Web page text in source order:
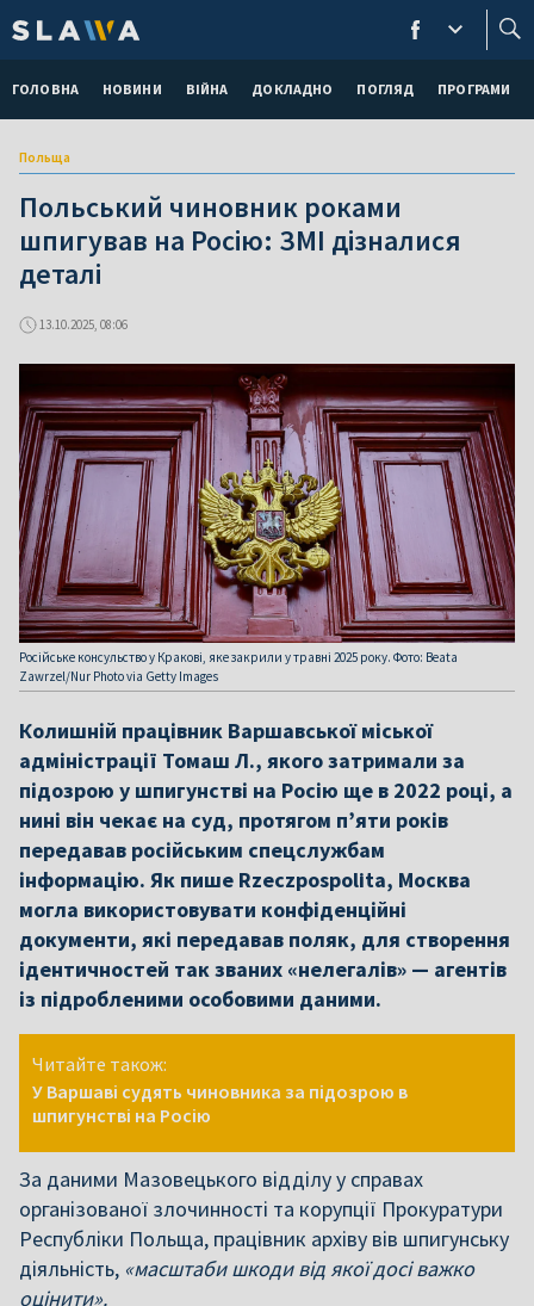
ГОЛОВНА НОВИНИ ВІЙНА ДОКЛАДНО ПОГЛЯД ПРОГРАМИ
Польща
Польський чиновник роками
шпигував на Росію: ЗМІ дізналися
деталі
13.10.2025, 08:06
Російське консульство у Кракові, яке закрили у травні 2025 року. Фото: Beata
Zawrzel/Nur Photo via Getty Images
Колишній працівник Варшавської міської
адміністрації Томаш Л., якого затримали за
підозрою у шпигунстві на Росію ще в 2022 році, а
нині він чекає на суд, протягом п’яти років
передавав російським спецслужбам
інформацію. Як пише Rzeczpospolita, Москва
могла використовувати конфіденційні
документи, які передавав поляк, для створення
ідентичностей так званих «нелегалів» — агентів
із підробленими особовими даними.
Читайте також:
У Варшаві судять чиновника за підозрою в
шпигунстві на Росію
За даними Мазовецького відділу у справах
організованої злочинності та корупції Прокуратури
Республіки Польща, працівник архіву вів шпигунську
діяльність, «масштаби шкоди від якої досі важко
оцінити».